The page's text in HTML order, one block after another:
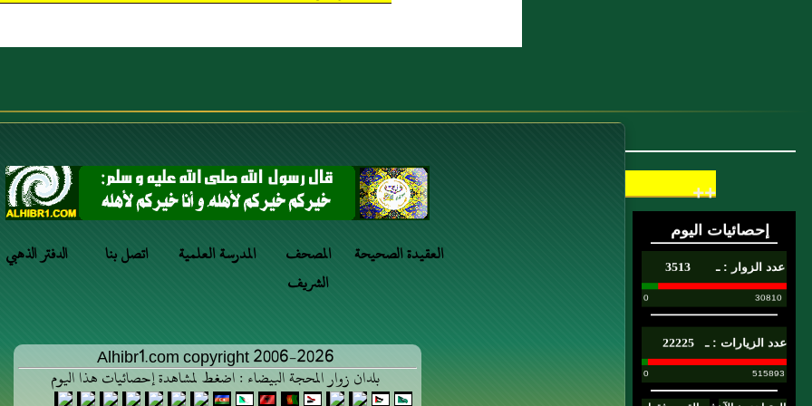
8 : ذِكَرَ فِيهِ مَالِكٌ أَنَّهُ بَلَغَهُ أَنَّ أَنَسَ بْنَ
مَالِكٍ كَبِرَ حَتَّى كَانَ لَا يَقْدِرُ عَلَى
الصِّيَامِ فَكَانَ يَفْتَدِي
قَالَ مَالِكٌ وَلَا أَرَى ذَلِكَ وَاجِبًا وَأَحَبُّ إِلَيَّ أَنْ
يَفْعَلَهُ إِذَا كَانَ قَوِيًّا عَلَيْهِ فَمَنْ فَدَى
فَإِنَّمَا يُطْعِمُ مَكَانَ كُلِّ يَوْمٍ مُدًّا بِمُدِّ النَّبِيِّ (...)
9 : وَعَنْ عَبْدِ اللَّهِ بْنِ دِينَارٍ عَنْ عَبْدِ بْنِ
عُمَرَ أَنَّهُ قَالَ أَمَرَ رَسُولُ اللَّهِ صَلَّى
اللَّهُ عَلَيْهِ وَسَلَّمَ أَهْلَ الْمَدِينَةِ أَنْ يُهِلُّوا مِنْ
الدفتر الذهبي اتصل بنا المدرسة العلمية
المصحف
الشريف
العقيدة الصحيحة
Alhibr1.com copyright 2006-2026
بلدان زوار المحجة البيضاء : اضغط لمشاهدة إحصائيات هذا اليوم
++